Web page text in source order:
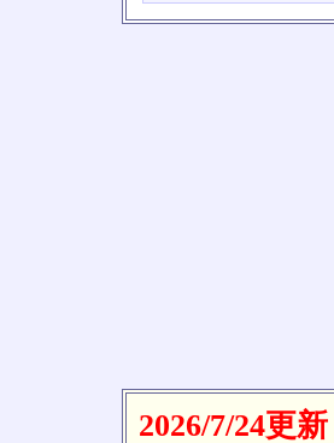
2026/7/24更新